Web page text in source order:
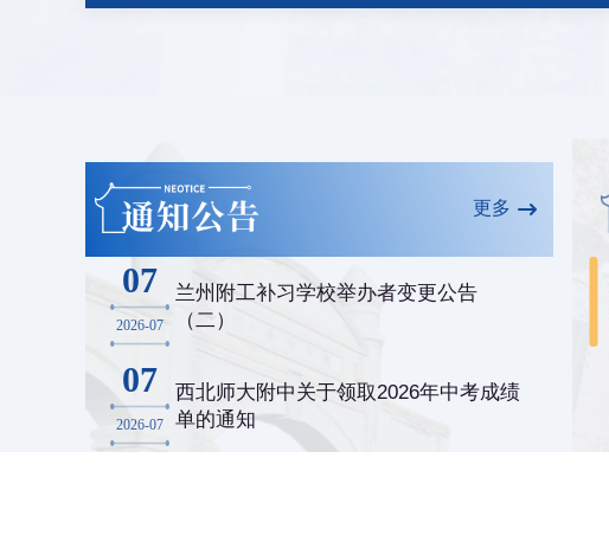
更多
07
2026-07
兰州附工补习学校举办者变更公告
（二）
07
2026-07
西北师大附中关于领取2026年中考成绩
单的通知